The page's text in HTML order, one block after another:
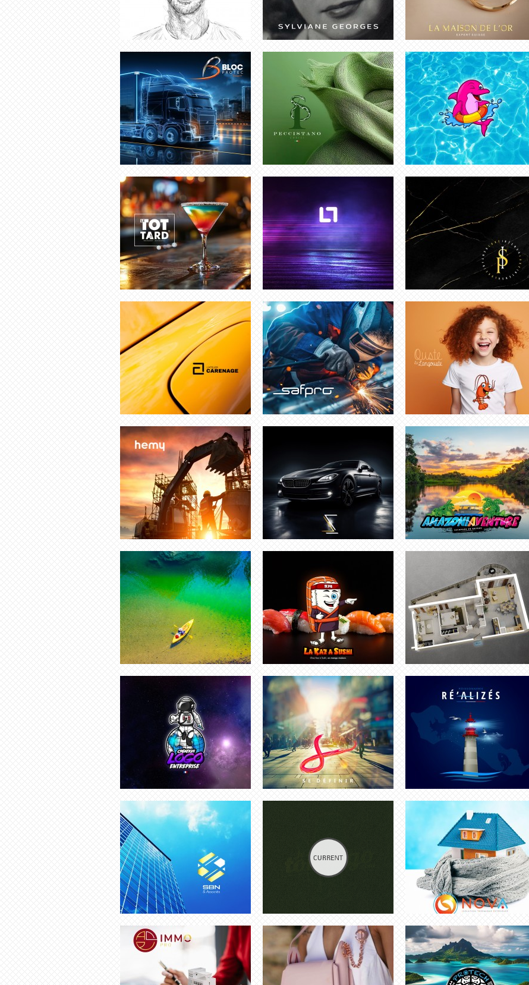
DESIGNER GRAPHIQUE TOULOUSE CRÉATION LOGO ONLINE CRÉATION LOGO MARQUE LUXE
DESIGNER GRAPHIQUE | SAINT-
BARTHÉLEMY
CRÉATION IDENTITÉ VISUELLE
ENTREPRISE
INFOGRAPHISTE TOULOUSE
CRÉATION LOGO GENÈVE CRÉATION LOGO GUADELOUPE
GRAPHISTE | INFOGRAPHISTE
GUYANE
GRAPHISTE AVEYRON
RESTAURANT
INFOGRAPHISTE MAQUETTISTE 3D
CRÉATION LOGO ENTREPRISE CRÉATION LOGO TOULOUSE CRÉATION LOGO FRANCE
CRÉATION LOGO LUXE ENTREPRISE
JE CRÉE TON LOGO | UNIQUE ET
VECTORIEL
CRÉER LOGO | CRÉATION DE LOGO
CRÉATION LOGO IMMOBILIER
GRAPHISTE LUXE
CRÉATION LOGO POLYNÉSIE
FRANÇAISE | GRAPHISTE
FREELANCE
CRÉATION LOGO SUR MESURE
CRÉATION LOGO YACHT |
INFOGRAPHIE LUXE
CRÉATION LOGO IMMOBILIER ET
DÉCO